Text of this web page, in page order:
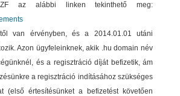
az alábbi linken tekinthető meg:
van érvényben, és a 2014.01.01 utáni
Azon ügyfeleinknek, akik .hu domain név
és a regisztráció díját befizetik, ám
a regisztráció indításához szükséges
(első értesítésünket a befizetést követően